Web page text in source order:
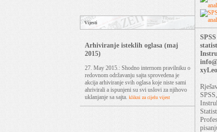
Vijesti
Arhiviranje isteklih oglasa (maj
2015)
27. May 2015.: Shodno internom pravilniku o
redovnom održavanju sajta sprovedena je
akcija arhiviranje svih oglasa koje niste sami
ahrivirali a ispunjeni su svi uslovi za njihovo
uklanjanje sa sajta. klikni za cijelu vijest